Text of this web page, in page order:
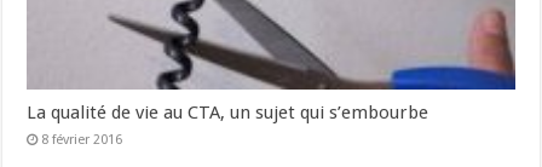
La qualité de vie au CTA, un sujet qui s’embourbe
8 février 2016